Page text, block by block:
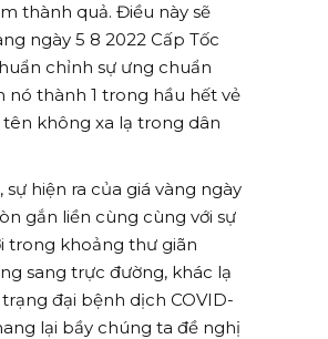
thành quả. Điều này sẽ
ngày 5 8 2022 Cấp Tốc
chỉnh sự ưng chuẩn
nó thành 1 trong hầu hết vẻ
không xa lạ trong dân
sự hiện ra của giá vàng ngày
gắn liền cùng cùng với sự
trong khoảng thư giãn
sang trực đường, khác lạ
đại bệnh dịch COVID-
lại bầy chúng ta đề nghị